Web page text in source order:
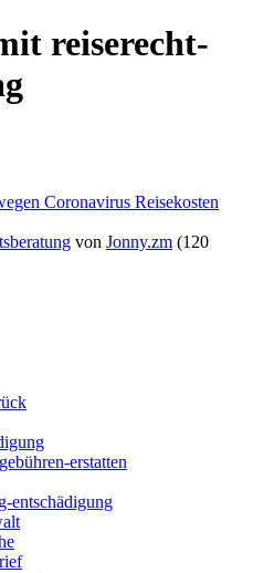
reiserecht-
Coronavirus Reisekosten
von Jonny.zm (120
erstatten
entschädigung